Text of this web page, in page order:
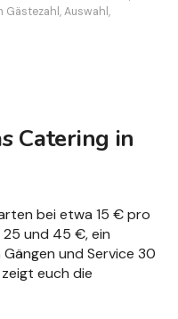
Gästezahl, Auswahl,
Catering in
bei etwa 15 € pro
25 und 45 €, ein
und Service 30
euch die